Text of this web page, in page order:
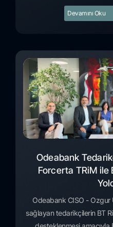
Devamını Oku
Odeabank
Forcerta TRiM ile
Odeabank CISO - Ozgur
sağlayan tedarikçilerin BT